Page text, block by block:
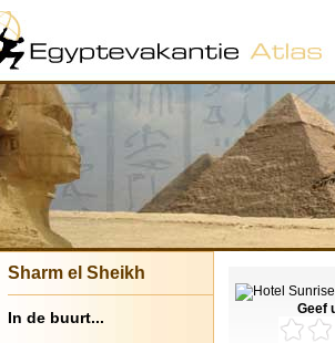
Sharm el Sheikh
In de buurt... Geef